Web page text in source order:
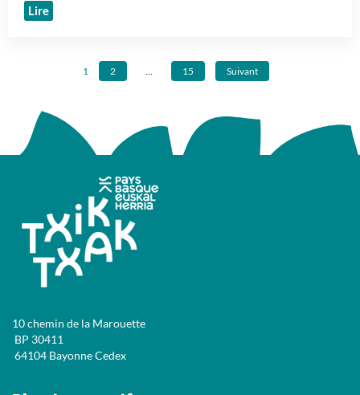
Lire
1 2 … 15 Suivant
10 chemin de la Marouette
BP 30411
64104 Bayonne Cedex